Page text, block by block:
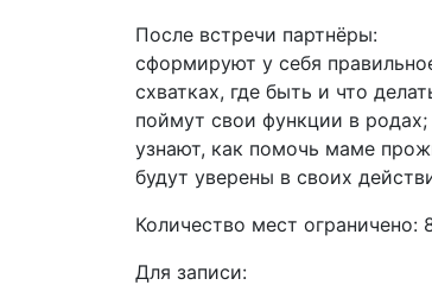
После встречи партнёры:
️сформируют у себя
схватках, где быть и что
️поймут свои функции в родах;
️узнают, как помочь маме
️будут уверены в своих
Количество мест ограничено:
Для записи: